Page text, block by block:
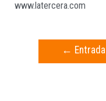
www.latercera.com
← Entrada